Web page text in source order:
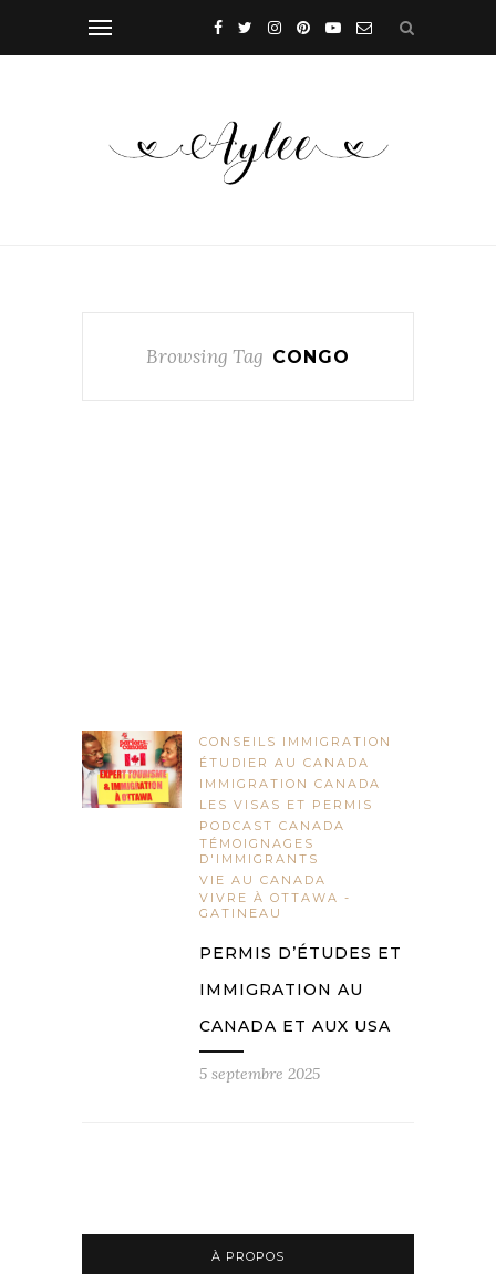
Browsing Tag CONGO
CONSEILS IMMIGRATION
ÉTUDIER AU CANADA
IMMIGRATION CANADA
LES VISAS ET PERMIS
PODCAST CANADA
TÉMOIGNAGES
D'IMMIGRANTS
VIE AU CANADA
VIVRE À OTTAWA -
GATINEAU
PERMIS D’ÉTUDES ET
IMMIGRATION AU
CANADA ET AUX USA
5 septembre 2025
À PROPOS